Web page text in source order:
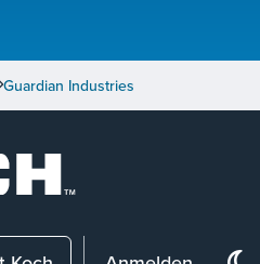
Guardian Industries